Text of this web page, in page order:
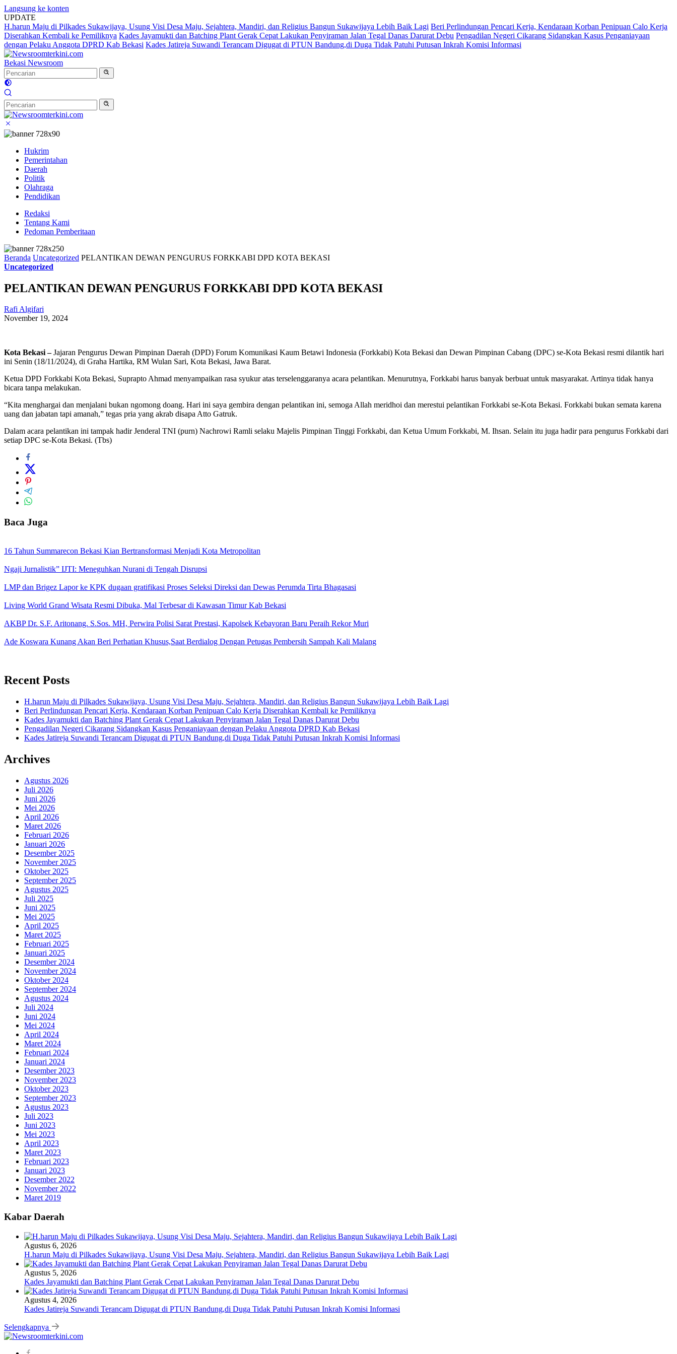
Langsung ke konten
UPDATE
H.harun Maju di Pilkades Sukawijaya, Usung Visi Desa Maju, Sejahtera, Mandiri, dan Religius Bangun Sukawijaya Lebih Baik Lagi Beri Perlindungan Pencari Kerja, Kendaraan Korban Penipuan Calo Kerja
Diserahkan Kembali ke Pemiliknya Kades Jayamukti dan Batching Plant Gerak Cepat Lakukan Penyiraman Jalan Tegal Danas Darurat Debu Pengadilan Negeri Cikarang Sidangkan Kasus Penganiayaan
dengan Pelaku Anggota DPRD Kab Bekasi Kades Jatireja Suwandi Terancam Digugat di PTUN Bandung,di Duga Tidak Patuhi Putusan Inkrah Komisi Informasi
Bekasi Newsroom
Hukrim
Pemerintahan
Daerah
Politik
Olahraga
Pendidikan
Redaksi
Tentang Kami
Pedoman Pemberitaan
Beranda Uncategorized PELANTIKAN DEWAN PENGURUS FORKKABI DPD KOTA BEKASI
Uncategorized
PELANTIKAN DEWAN PENGURUS FORKKABI DPD KOTA BEKASI
Rafi Algifari
November 19, 2024
Kota Bekasi –Jajaran Pengurus Dewan Pimpinan Daerah (DPD) Forum Komunikasi Kaum Betawi Indonesia (Forkkabi) Kota Bekasi dan Dewan Pimpinan Cabang (DPC) se-Kota Bekasi resmi dilantik hari
ini Senin (18/11/2024), di Graha Hartika, RM Wulan Sari, Kota Bekasi, Jawa Barat.
Ketua DPD Forkkabi Kota Bekasi, Suprapto Ahmad menyampaikan rasa syukur atas terselenggaranya acara pelantikan. Menurutnya, Forkkabi harus banyak berbuat untuk masyarakat. Artinya tidak hanya
bicara tanpa melakukan.
“Kita menghargai dan menjalani bukan ngomong doang. Hari ini saya gembira dengan pelantikan ini, semoga Allah meridhoi dan merestui pelantikan Forkkabi se-Kota Bekasi. Forkkabi bukan semata karena
uang dan jabatan tapi amanah,” tegas pria yang akrab disapa Atto Gatruk.
Dalam acara pelantikan ini tampak hadir Jenderal TNI (purn) Nachrowi Ramli selaku Majelis Pimpinan Tinggi Forkkabi, dan Ketua Umum Forkkabi, M. Ihsan. Selain itu juga hadir para pengurus Forkkabi dari
setiap DPC se-Kota Bekasi. (Tbs)
Baca Juga
16 Tahun Summarecon Bekasi Kian Bertransformasi Menjadi Kota Metropolitan
Ngaji Jurnalistik” IJTI: Meneguhkan Nurani di Tengah Disrupsi
LMP dan Brigez Lapor ke KPK dugaan gratifikasi Proses Seleksi Direksi dan Dewas Perumda Tirta Bhagasasi
Living World Grand Wisata Resmi Dibuka, Mal Terbesar di Kawasan Timur Kab Bekasi
AKBP Dr. S.F. Aritonang. S.Sos. MH, Perwira Polisi Sarat Prestasi, Kapolsek Kebayoran Baru Peraih Rekor Muri
Ade Koswara Kunang Akan Beri Perhatian Khusus,Saat Berdialog Dengan Petugas Pembersih Sampah Kali Malang
Recent Posts
H.harun Maju di Pilkades Sukawijaya, Usung Visi Desa Maju, Sejahtera, Mandiri, dan Religius Bangun Sukawijaya Lebih Baik Lagi
Beri Perlindungan Pencari Kerja, Kendaraan Korban Penipuan Calo Kerja Diserahkan Kembali ke Pemiliknya
Kades Jayamukti dan Batching Plant Gerak Cepat Lakukan Penyiraman Jalan Tegal Danas Darurat Debu
Pengadilan Negeri Cikarang Sidangkan Kasus Penganiayaan dengan Pelaku Anggota DPRD Kab Bekasi
Kades Jatireja Suwandi Terancam Digugat di PTUN Bandung,di Duga Tidak Patuhi Putusan Inkrah Komisi Informasi
Archives
Agustus 2026
Juli 2026
Juni 2026
Mei 2026
April 2026
Maret 2026
Februari 2026
Januari 2026
Desember 2025
November 2025
Oktober 2025
September 2025
Agustus 2025
Juli 2025
Juni 2025
Mei 2025
April 2025
Maret 2025
Februari 2025
Januari 2025
Desember 2024
November 2024
Oktober 2024
September 2024
Agustus 2024
Juli 2024
Juni 2024
Mei 2024
April 2024
Maret 2024
Februari 2024
Januari 2024
Desember 2023
November 2023
Oktober 2023
September 2023
Agustus 2023
Juli 2023
Juni 2023
Mei 2023
April 2023
Maret 2023
Februari 2023
Januari 2023
Desember 2022
November 2022
Maret 2019
Kabar Daerah
Agustus 6, 2026
H.harun Maju di Pilkades Sukawijaya, Usung Visi Desa Maju, Sejahtera, Mandiri, dan Religius Bangun Sukawijaya Lebih Baik Lagi
Agustus 5, 2026
Kades Jayamukti dan Batching Plant Gerak Cepat Lakukan Penyiraman Jalan Tegal Danas Darurat Debu
Agustus 4, 2026
Kades Jatireja Suwandi Terancam Digugat di PTUN Bandung,di Duga Tidak Patuhi Putusan Inkrah Komisi Informasi
Selengkapnya